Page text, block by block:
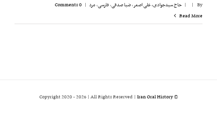
By
|
| حاج سیدجوادی، علی اصغر,ضیا صدقی,فارسی,مرد |
0 Comments
Read More
© Copyright 2020 -
2026 | All Rights Reserved | Iran Oral History